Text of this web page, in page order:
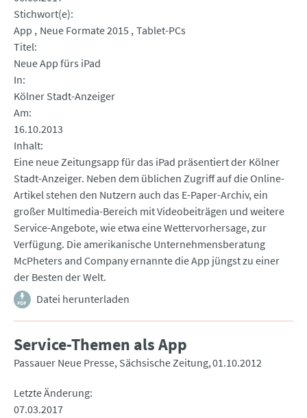
Stichwort(e)
App
Neue Formate 2015 Tablet-PCs
Titel
Neue App fürs iPad
In
Kölner Stadt-Anzeiger
Am
16.10.2013
Inhalt
Eine neue Zeitungsapp für das iPad präsentiert der Kölner
Stadt-Anzeiger. Neben dem üblichen Zugriff auf die Online-
Artikel stehen den Nutzern auch das E-Paper-Archiv, ein
großer Multimedia-Bereich mit Videobeiträgen und weitere
Service-Angebote, wie etwa eine Wettervorhersage, zur
Verfügung. Die amerikanische Unternehmensberatung
McPheters and Company ernannte die App jüngst zu einer
der Besten der Welt.
Datei herunterladen
Service-Themen als App
Passauer Neue Presse, Sächsische Zeitung 01.10.2012
Letzte Änderung
07.03.2017